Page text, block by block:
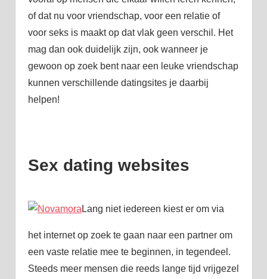
of dat nu voor vriendschap, voor een relatie of
voor seks is maakt op dat vlak geen verschil. Het
mag dan ook duidelijk zijn, ook wanneer je
gewoon op zoek bent naar een leuke vriendschap
kunnen verschillende datingsites je daarbij
helpen!
Sex dating websites
Lang niet iedereen kiest er om via
het internet op zoek te gaan naar een partner om
een vaste relatie mee te beginnen, in tegendeel.
Steeds meer mensen die reeds lange tijd vrijgezel